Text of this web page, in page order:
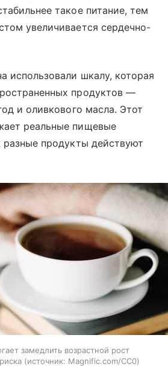
такое питание, тем
увеличивается сердечно-
использовали шкалу, которая
продуктов —
и оливкового масла. Этот
реальные пищевые
продукты действуют
замедлить возрастной рост
источник: Magnific.com/CC0